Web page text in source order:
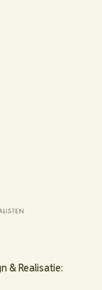
& Realisatie: